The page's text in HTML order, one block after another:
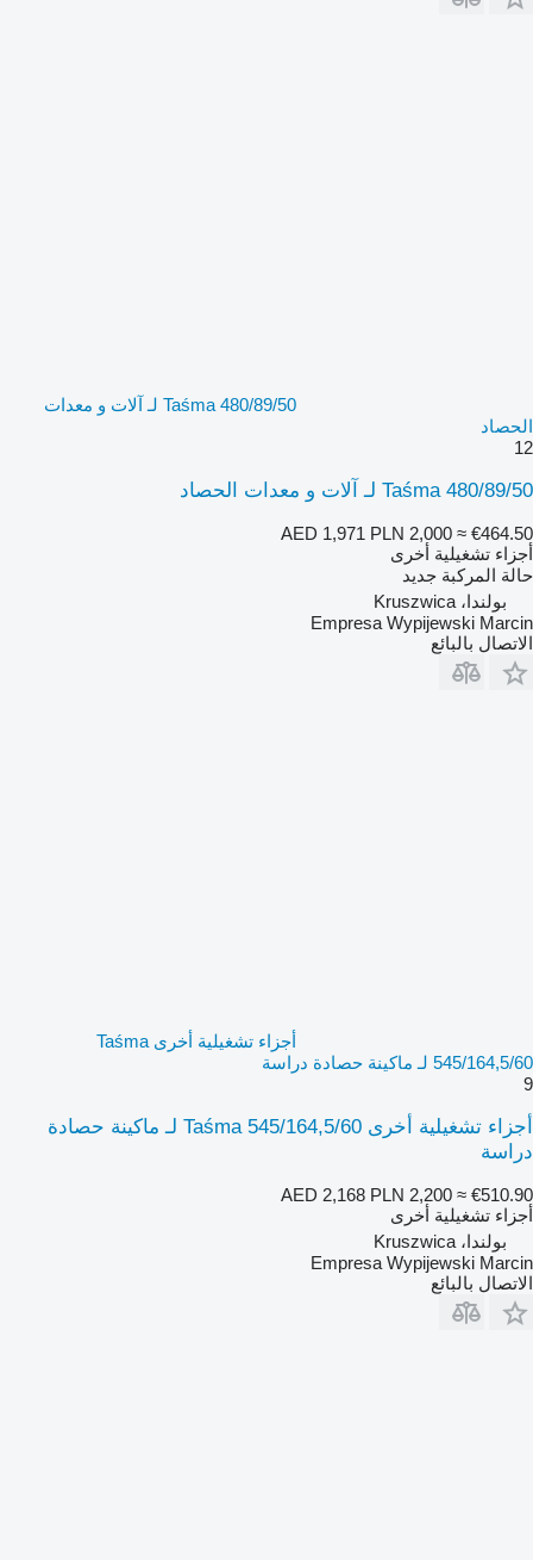
Taśma 480/89/50 لـ آلات و معدات
الحصاد
12
Taśma 480/89/50 لـ آلات و معدات الحصاد
AED 1,971 PLN 2,000 ≈ €464.50
أجزاء تشغيلية أخرى
حالة المركبة جديد
بولندا، Kruszwica
Empresa Wypijewski Marcin
الاتصال بالبائع
أجزاء تشغيلية أخرى Taśma
545/164,5/60 لـ ماكينة حصادة دراسة
9
أجزاء تشغيلية أخرى Taśma 545/164,5/60 لـ ماكينة حصادة
دراسة
AED 2,168 PLN 2,200 ≈ €510.90
أجزاء تشغيلية أخرى
بولندا، Kruszwica
Empresa Wypijewski Marcin
الاتصال بالبائع